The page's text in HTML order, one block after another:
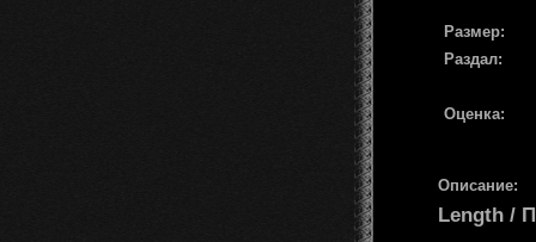
Размер:
Раздал:
Оценка:
Описание:
Length /